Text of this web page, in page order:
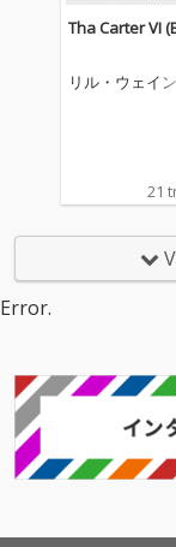
どが参加。ゲ
豪華さはさる
「Out Of Time
日本人歌手の
る。
Tha Carter VI
リル・ウェイン
21
Error.